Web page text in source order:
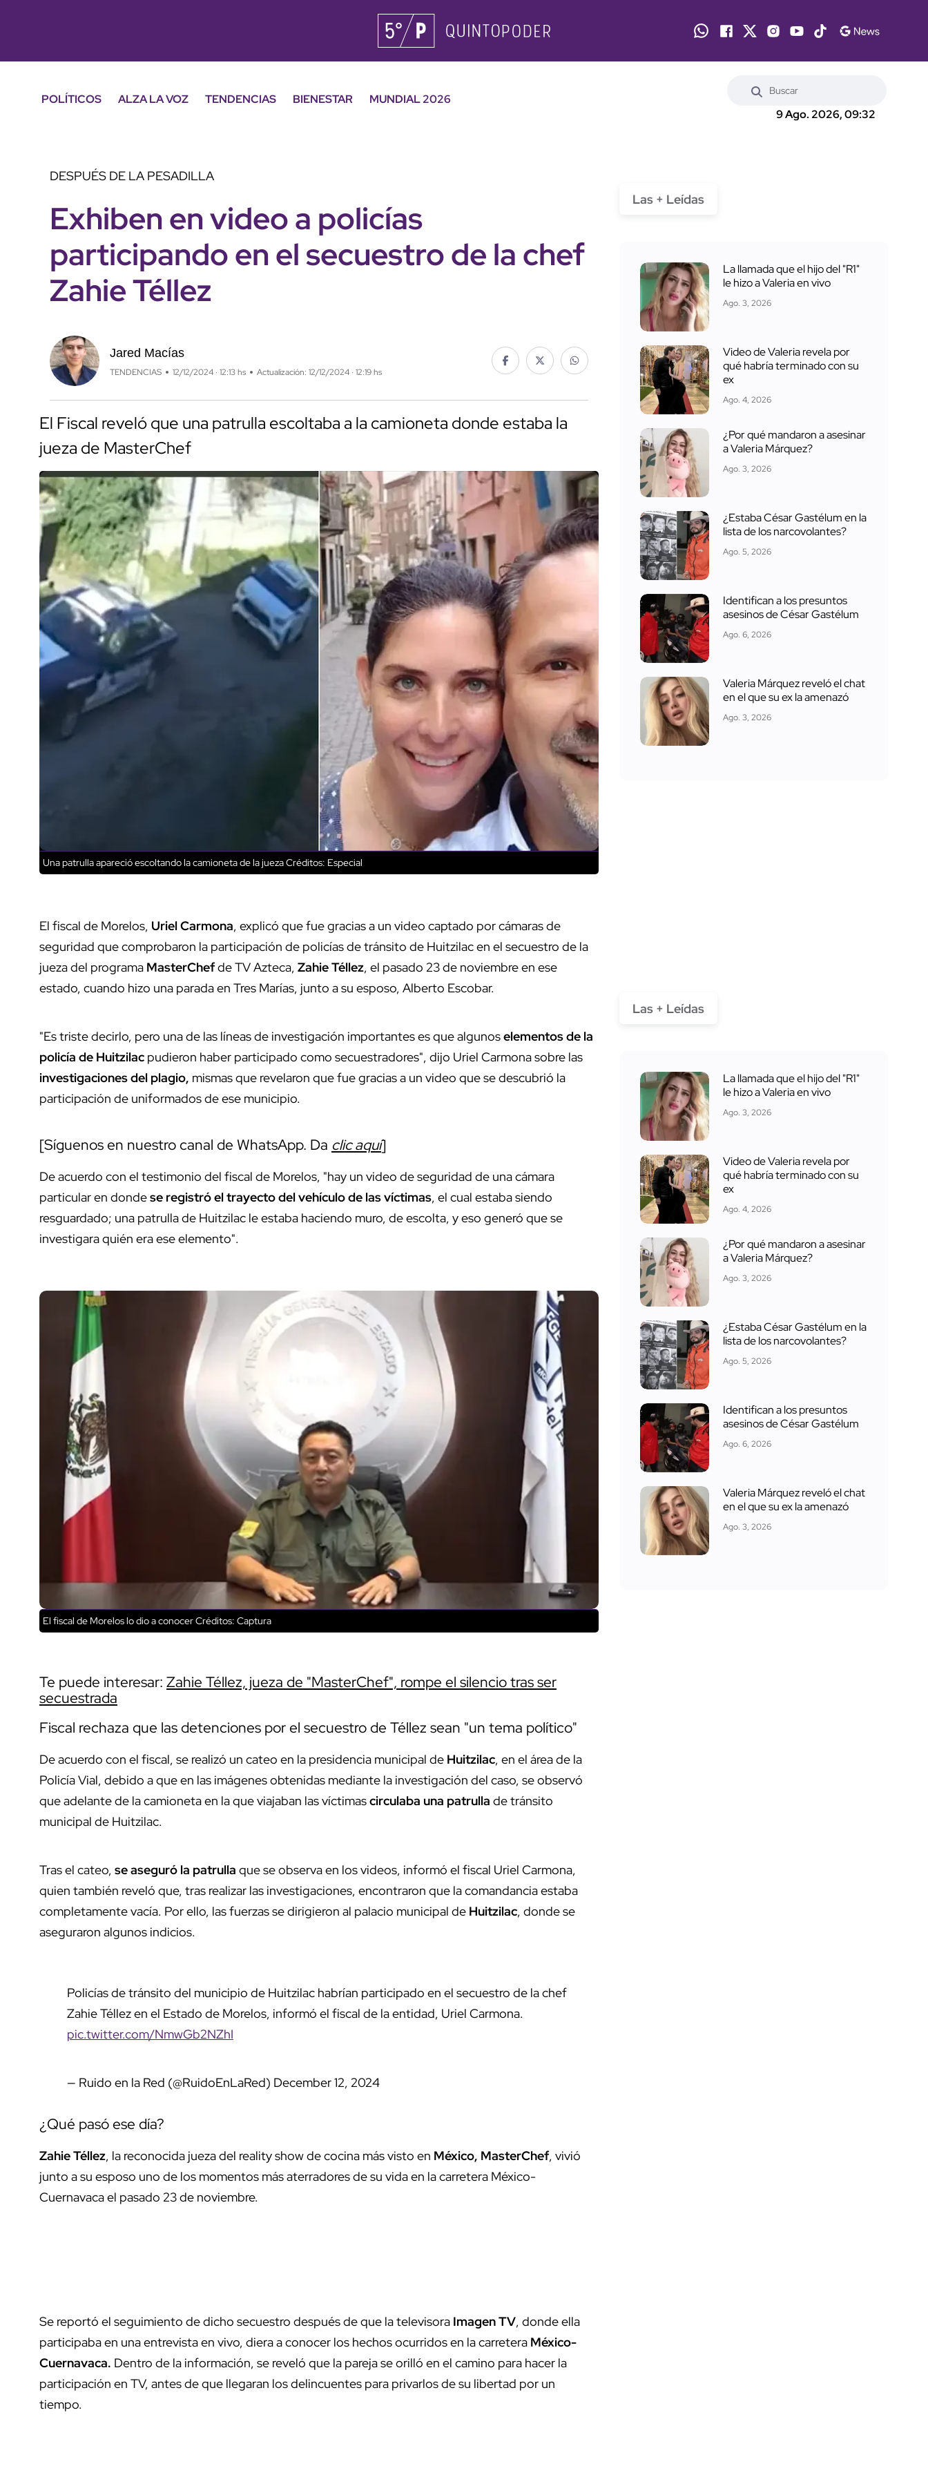
POLÍTICOS ALZA LA VOZ TENDENCIAS BIENESTAR
MUNDIAL 2026
9 Ago. 2026, 09:32
DESPUÉS DE LA PESADILLA
Exhiben en video a policías
participando en el secuestro de la chef
Zahie Téllez
Jared Macías
TENDENCIAS 12/12/2024 · 12:13 hs Actualización: 12/12/2024 · 12:19 hs
El Fiscal reveló que una patrulla escoltaba a la camioneta donde estaba la
jueza de MasterChef
Una patrulla apareció escoltando la camioneta de la juezaCréditos: Especial
El fiscal de Morelos, Uriel Carmona, explicó que fue gracias a un video captado por cámaras de
seguridad que comprobaron la participación de policías de tránsito de Huitzilac en el secuestro de la
jueza del programa MasterChefde TV Azteca, Zahie Téllez, el pasado 23 de noviembre en ese
estado, cuando hizo una parada en Tres Marías, junto a su esposo, Alberto Escobar.
"Es triste decirlo, pero una de las líneas de investigación importantes es que algunoselementos de la
policía de Huitzilac pudieron haber participado como secuestradores", dijo Uriel Carmona sobre las
investigaciones del plagio, mismas que revelaron que fue gracias a un video que se descubrió la
participación de uniformados de ese municipio.
[Síguenos en nuestro canal de WhatsApp. Da clic aquí]
De acuerdo con el testimonio del fiscal de Morelos, "hay un video de seguridad de una cámara
particular en dondese registró el trayecto del vehículo de las víctimas, el cual estaba siendo
resguardado; una patrulla de Huitzilac le estaba haciendo muro, de escolta, y eso generó que se
investigara quién era ese elemento".
El fiscal de Morelos lo dio a conocerCréditos: Captura
Te puede interesar: Zahie Téllez, jueza de "MasterChef", rompe el silencio tras ser
secuestrada
Fiscal rechaza que las detenciones por el secuestro de Téllez sean "un tema político"
De acuerdo con el fiscal, se realizó un cateo en la presidencia municipal de Huitzilac, en el área de la
Policía Vial, debido a que en las imágenes obtenidas mediante la investigación del caso, se observó
que adelante de la camioneta en la que viajaban las víctimascirculaba una patrulla de tránsito
municipal de Huitzilac.
Tras el cateo, se aseguró la patrulla que se observa en los videos, informó el fiscal Uriel Carmona,
quien también reveló que, tras realizar las investigaciones, encontraron que la comandancia estaba
completamente vacía. Por ello, las fuerzas se dirigieron al palacio municipal de Huitzilac, donde se
aseguraron algunos indicios.
Policías de tránsito del municipio de Huitzilac habrían participado en el secuestro de la chef
Zahie Téllez en el Estado de Morelos, informó el fiscal de la entidad, Uriel Carmona.
pic.twitter.com/NmwGb2NZhI
— Ruido en la Red (@RuidoEnLaRed) December 12, 2024
¿Qué pasó ese día?
Zahie Téllez, la reconocida jueza del reality show de cocina más visto en México, MasterChef, vivió
junto a su esposo uno de los momentos más aterradores de su vida en la carretera México-
Cuernavaca el pasado 23 de noviembre.
Se reportó el seguimiento de dicho secuestro después de que la televisora Imagen TV, donde ella
participaba en una entrevista en vivo, diera a conocer los hechos ocurridos en la carretera México-
Cuernavaca. Dentro de la información, se reveló que la pareja se orilló en el camino para hacer la
participación en TV, antes de que llegaran los delincuentes para privarlos de su libertad por un
tiempo.
Las + Leídas
La llamada que el hijo del "R1"
le hizo a Valeria en vivo
Ago. 3, 2026
Video de Valeria revela por
qué habría terminado con su
ex
Ago. 4, 2026
¿Por qué mandaron a asesinar
a Valeria Márquez?
Ago. 3, 2026
¿Estaba César Gastélum en la
lista de los narcovolantes?
Ago. 5, 2026
Identifican a los presuntos
asesinos de César Gastélum
Ago. 6, 2026
Valeria Márquez reveló el chat
en el que su ex la amenazó
Ago. 3, 2026
Las + Leídas
La llamada que el hijo del "R1"
le hizo a Valeria en vivo
Ago. 3, 2026
Video de Valeria revela por
qué habría terminado con su
ex
Ago. 4, 2026
¿Por qué mandaron a asesinar
a Valeria Márquez?
Ago. 3, 2026
¿Estaba César Gastélum en la
lista de los narcovolantes?
Ago. 5, 2026
Identifican a los presuntos
asesinos de César Gastélum
Ago. 6, 2026
Valeria Márquez reveló el chat
en el que su ex la amenazó
Ago. 3, 2026